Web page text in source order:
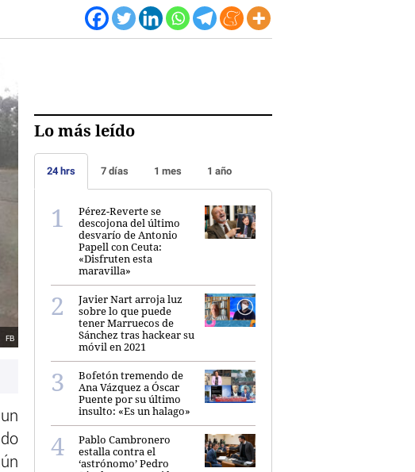
FB
Lo más leído
24 hrs 7 días 1 mes 1 año
Pérez-Reverte se
descojona del último
desvarío de Antonio
Papell con Ceuta:
«Disfruten esta
maravilla»
Javier Nart arroja luz
sobre lo que puede
tener Marruecos de
Sánchez tras hackear su
móvil en 2021
Bofetón tremendo de
Ana Vázquez a Óscar
Puente por su último
insulto: «Es un halago»
Pablo Cambronero
estalla contra el
‘astrónomo’ Pedro